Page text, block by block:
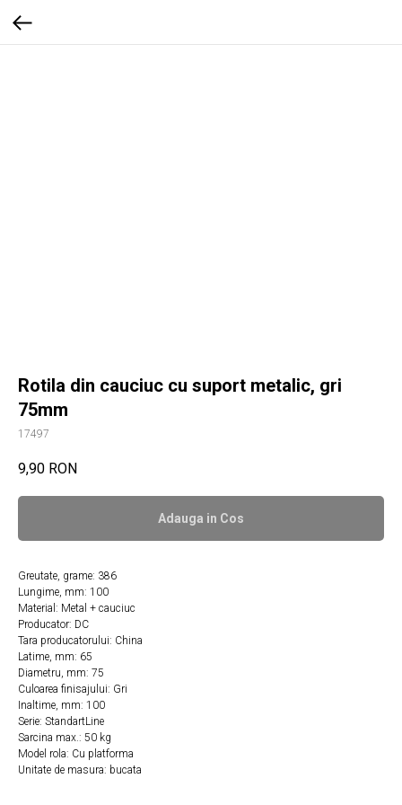
Rotila din cauciuc cu suport metalic, gri
75mm
17497
9,90 RON
Adauga in Сos
Greutate, grame: 386
Lungime, mm: 100
Material: Metal + cauciuc
Producator: DC
Tara producatorului: China
Latime, mm: 65
Diametru, mm: 75
Culoarea finisajului: Gri
Inaltime, mm: 100
Serie: StandartLine
Sarcina max.: 50 kg
Model rola: Cu platforma
Unitate de masura: bucata